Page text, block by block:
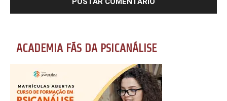
ACADEMIA FÃS DA PSICANÁLISE